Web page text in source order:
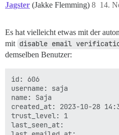
Jagster (Jakke Flemming) 14.
8
Es hat vielleicht etwas mit der
mit disable email
demselben Benutzer:
id: 606
username: saja
name: Saja
created_at: 2023-10-28
trust_level: 1
last_seen_at: